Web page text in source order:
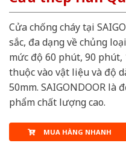
Cửa chống cháy tại
sắc, đa dạng về chủng
mức độ 60 phút, 90
thuộc vào vật liệu và độ
50mm. SAIGONDOOR là
phẩm chất lượng cao.
MUA HÀNG NHANH